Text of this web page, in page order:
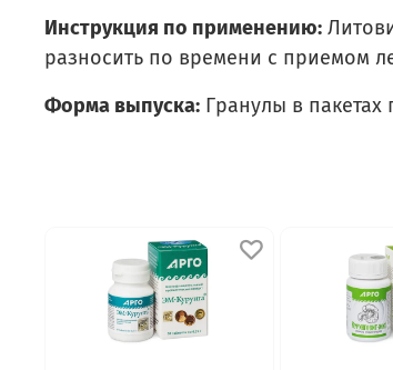
Инструкция по применению:
разносить по времени с приемом
Форма выпуска: Гранулы в пакетах